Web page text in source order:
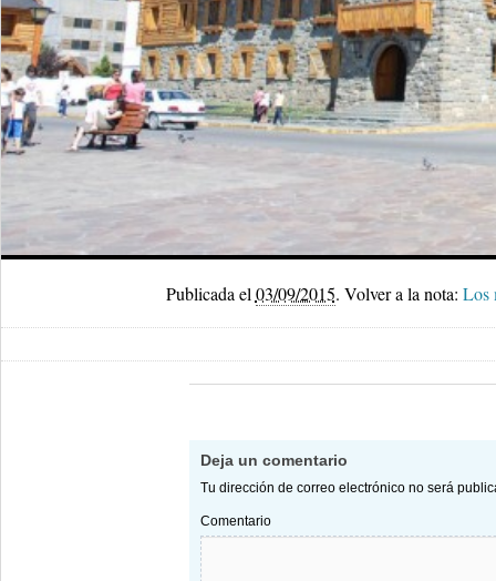
Publicada el 03/09/2015. Volver a la nota: Los
Deja un comentario
Tu dirección de correo electrónico no será
Comentario